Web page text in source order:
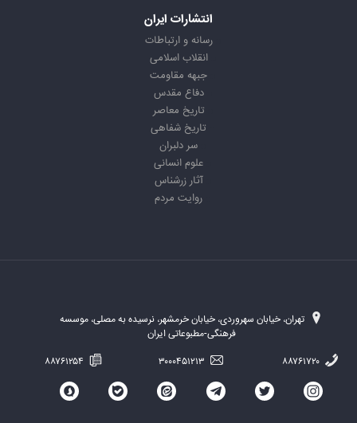
انتشارات ایران
رسانه و ارتباطات
انقلاب اسلامی
جبهه مقاومت
دفاع مقدس
تاریخ معاصر
تاریخ شفاهی
سر دلبران
علوم انسانی
آثار زرشناس
روایت مردم
تهران، خیابان سهروردی، خیابان خرمشهر، نرسیده به مصلی، موسسه
فرهنگی-مطبوعاتی ایران